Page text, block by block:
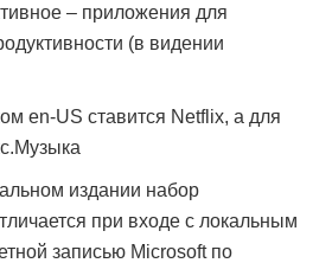
– приложения для
(в видении
en-US ставится Netflix, а для
издании набор
при входе с локальным
записью Microsoft по